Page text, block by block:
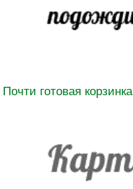
Почти готовая